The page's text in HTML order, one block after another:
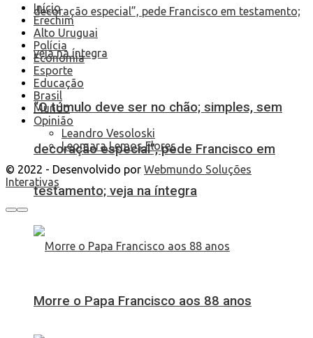
“O túmulo deve ser no chão; simples, sem
decoração especial”, pede Francisco em
testamento; veja na íntegra
Morre o Papa Francisco aos 88 anos
Início
Erechim
Alto Uruguai
Polícia
Economia
Esporte
Educação
Brasil
Mundo
Opinião
Leandro Vesoloski
Leomara Lemos Flores
© 2022 - Desenvolvido por Webmundo Soluções
Interativas